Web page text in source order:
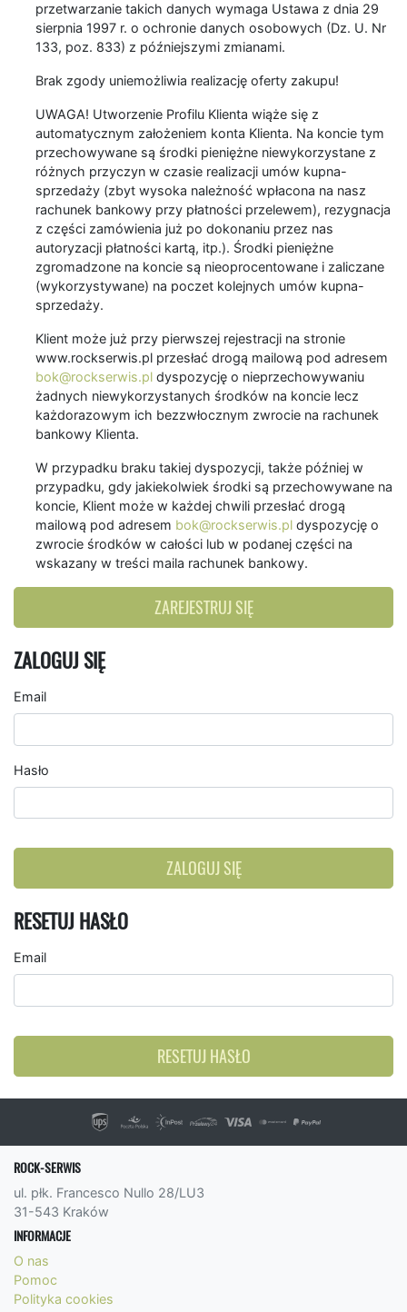
przetwarzanie takich danych wymaga Ustawa z dnia 29
sierpnia 1997 r. o ochronie danych osobowych (Dz. U. Nr
133, poz. 833) z późniejszymi zmianami.
Brak zgody uniemożliwia realizację oferty zakupu!
UWAGA! Utworzenie Profilu Klienta wiąże się z
automatycznym założeniem konta Klienta. Na koncie tym
przechowywane są środki pieniężne niewykorzystane z
różnych przyczyn w czasie realizacji umów kupna-
sprzedaży (zbyt wysoka należność wpłacona na nasz
rachunek bankowy przy płatności przelewem), rezygnacja
z części zamówienia już po dokonaniu przez nas
autoryzacji płatności kartą, itp.). Środki pieniężne
zgromadzone na koncie są nieoprocentowane i zaliczane
(wykorzystywane) na poczet kolejnych umów kupna-
sprzedaży.
Klient może już przy pierwszej rejestracji na stronie
www.rockserwis.pl przesłać drogą mailową pod adresem
bok@rockserwis.pl dyspozycję o nieprzechowywaniu
żadnych niewykorzystanych środków na koncie lecz
każdorazowym ich bezzwłocznym zwrocie na rachunek
bankowy Klienta.
W przypadku braku takiej dyspozycji, także później w
przypadku, gdy jakiekolwiek środki są przechowywane na
koncie, Klient może w każdej chwili przesłać drogą
mailową pod adresem bok@rockserwis.pl dyspozycję o
zwrocie środków w całości lub w podanej części na
wskazany w treści maila rachunek bankowy.
ZAREJESTRUJ SIĘ
ZALOGUJ SIĘ
Email
Hasło
ZALOGUJ SIĘ
RESETUJ HASŁO
Email
RESETUJ HASŁO
ROCK-SERWIS
ul. płk. Francesco Nullo 28/LU3
31-543 Kraków
INFORMACJE
O nas
Pomoc
Polityka cookies